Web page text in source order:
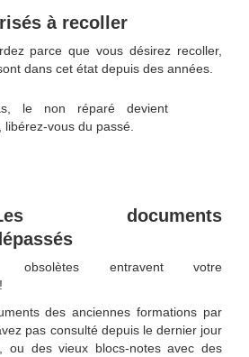
à recoller
parce que vous désirez recoller,
dans cet état depuis des années.
le non réparé devient
libérez-vous du passé.
obsolètes entravent votre
des anciennes formations par
pas consulté depuis le dernier jour
ou des vieux blocs-notes avec des